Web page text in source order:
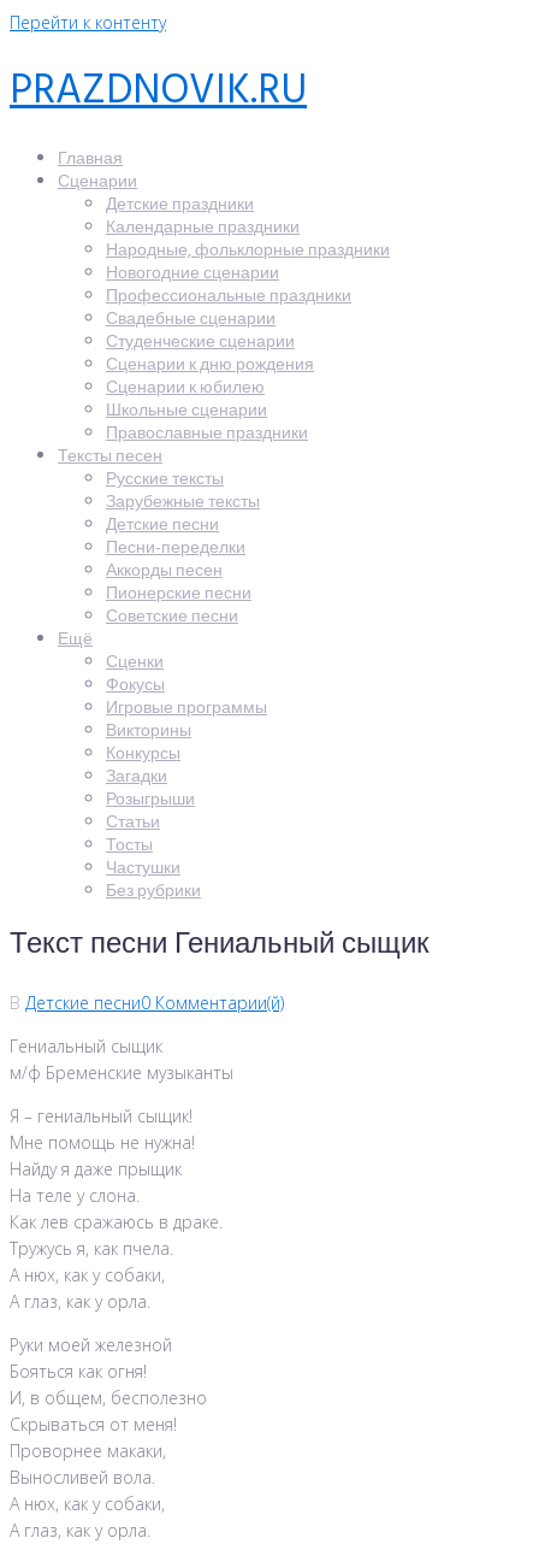
Перейти к контенту
PRAZDNOVIK.RU
Главная
Сценарии
Детские праздники
Календарные праздники
Народные, фольклорные праздники
Новогодние сценарии
Профессиональные праздники
Свадебные сценарии
Студенческие сценарии
Сценарии к дню рождения
Сценарии к юбилею
Школьные сценарии
Православные праздники
Тексты песен
Русские тексты
Зарубежные тексты
Детские песни
Песни-переделки
Аккорды песен
Пионерские песни
Советские песни
Ещё
Сценки
Фокусы
Игровые программы
Викторины
Конкурсы
Загадки
Розыгрыши
Статьи
Тосты
Частушки
Без рубрики
Текст песни Гениальный сыщик
В Детские песни0 Комментарии(й)
Гениальный сыщик
м/ф Бременские музыканты
Я – гениальный сыщик!
Мне помощь не нужна!
Найду я даже прыщик
На теле у слона.
Как лев сражаюсь в драке.
Тружусь я, как пчела.
А нюх, как у собаки,
А глаз, как у орла.
Руки моей железной
Бояться как огня!
И, в общем, бесполезно
Скрываться от меня!
Проворнее макаки,
Выносливей вола.
А нюх, как у собаки,
А глаз, как у орла.